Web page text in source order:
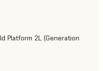
Platform 2L (Generation